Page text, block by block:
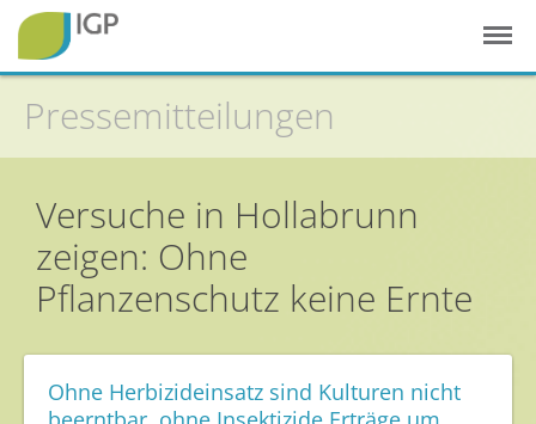
Startseite
Gesunde Pflanzen
Integrierter Pflanzenschutz
In Haus & Garten
Pressemitteilungen
Versuche in Hollabrunn
zeigen: Ohne
Pflanzenschutz keine Ernte
Ohne Herbizideinsatz sind Kulturen nicht